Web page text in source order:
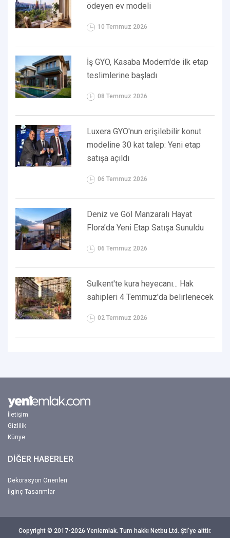
ödeyen ev modeli
10 Temmuz 2026
İş GYO, Kasaba Modern'de ilk etap
teslimlerine başladı
08 Temmuz 2026
Luxera GYO'nun erişilebilir konut
modeline 30 kat talep: Yeni etap
satışa açıldı
06 Temmuz 2026
Deniz ve Göl Manzaralı Hayat
Flora’da Yeni Etap Satışa Sunuldu
06 Temmuz 2026
Sulkent'te kura heyecanı... Hak
sahipleri 4 Temmuz'da belirlenecek
02 Temmuz 2026
İletişim
Gizlilik
Künye
DİĞER HABERLER
Dekorasyon Önerileri
İlginç Tasarımlar
Copyright © 2017-2026 Yeniemlak. Tum hakkı Netbu Ltd. Şti'ye aittir.